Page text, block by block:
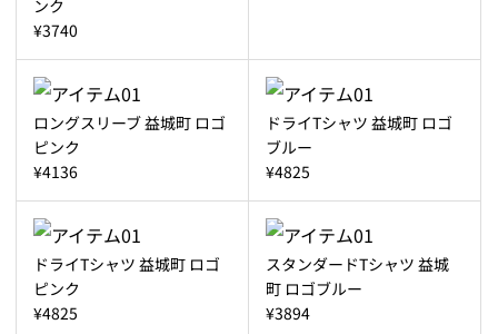
ンク
¥3740
ロングスリーブ 益城町 ロゴ
ピンク
¥4136
ドライTシャツ 益城町 ロゴ
ブルー
¥4825
ドライTシャツ 益城町 ロゴ
ピンク
¥4825
スタンダードTシャツ 益城
町 ロゴブルー
¥3894